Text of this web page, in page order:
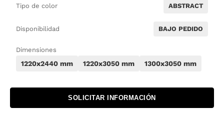
Tipo de color ABSTRACT
Disponibilidad BAJO PEDIDO
Dimensiones
1220x2440 mm 1220x3050 mm 1300x3050 mm
SOLICITAR INFORMACIÓN